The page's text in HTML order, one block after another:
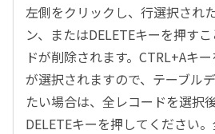
左側をクリックし、行選択され
ン、またはDELETEキーを押す
ドが削除されます。CTRL+Aキ
が選択されますので、テーブル
たい場合は、全レコードを選択
DELETEキーを押してください